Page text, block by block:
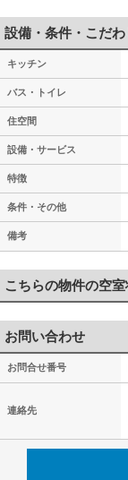
設備・条件・こだわ
キッチン
バス・トイレ
住空間
設備・サービス
特徴
条件・その他
備考
こちらの物件の空
お問い合わせ
お問合せ番号
連絡先